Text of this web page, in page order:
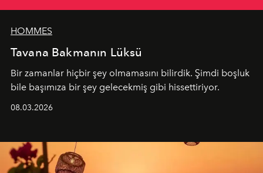
HOMMES
Tavana Bakmanın Lüksü
Bir zamanlar hiçbir şey olmamasını bilirdik. Şimdi boşluk
bile başımıza bir şey gelecekmiş gibi hissettiriyor.
08.03.2026